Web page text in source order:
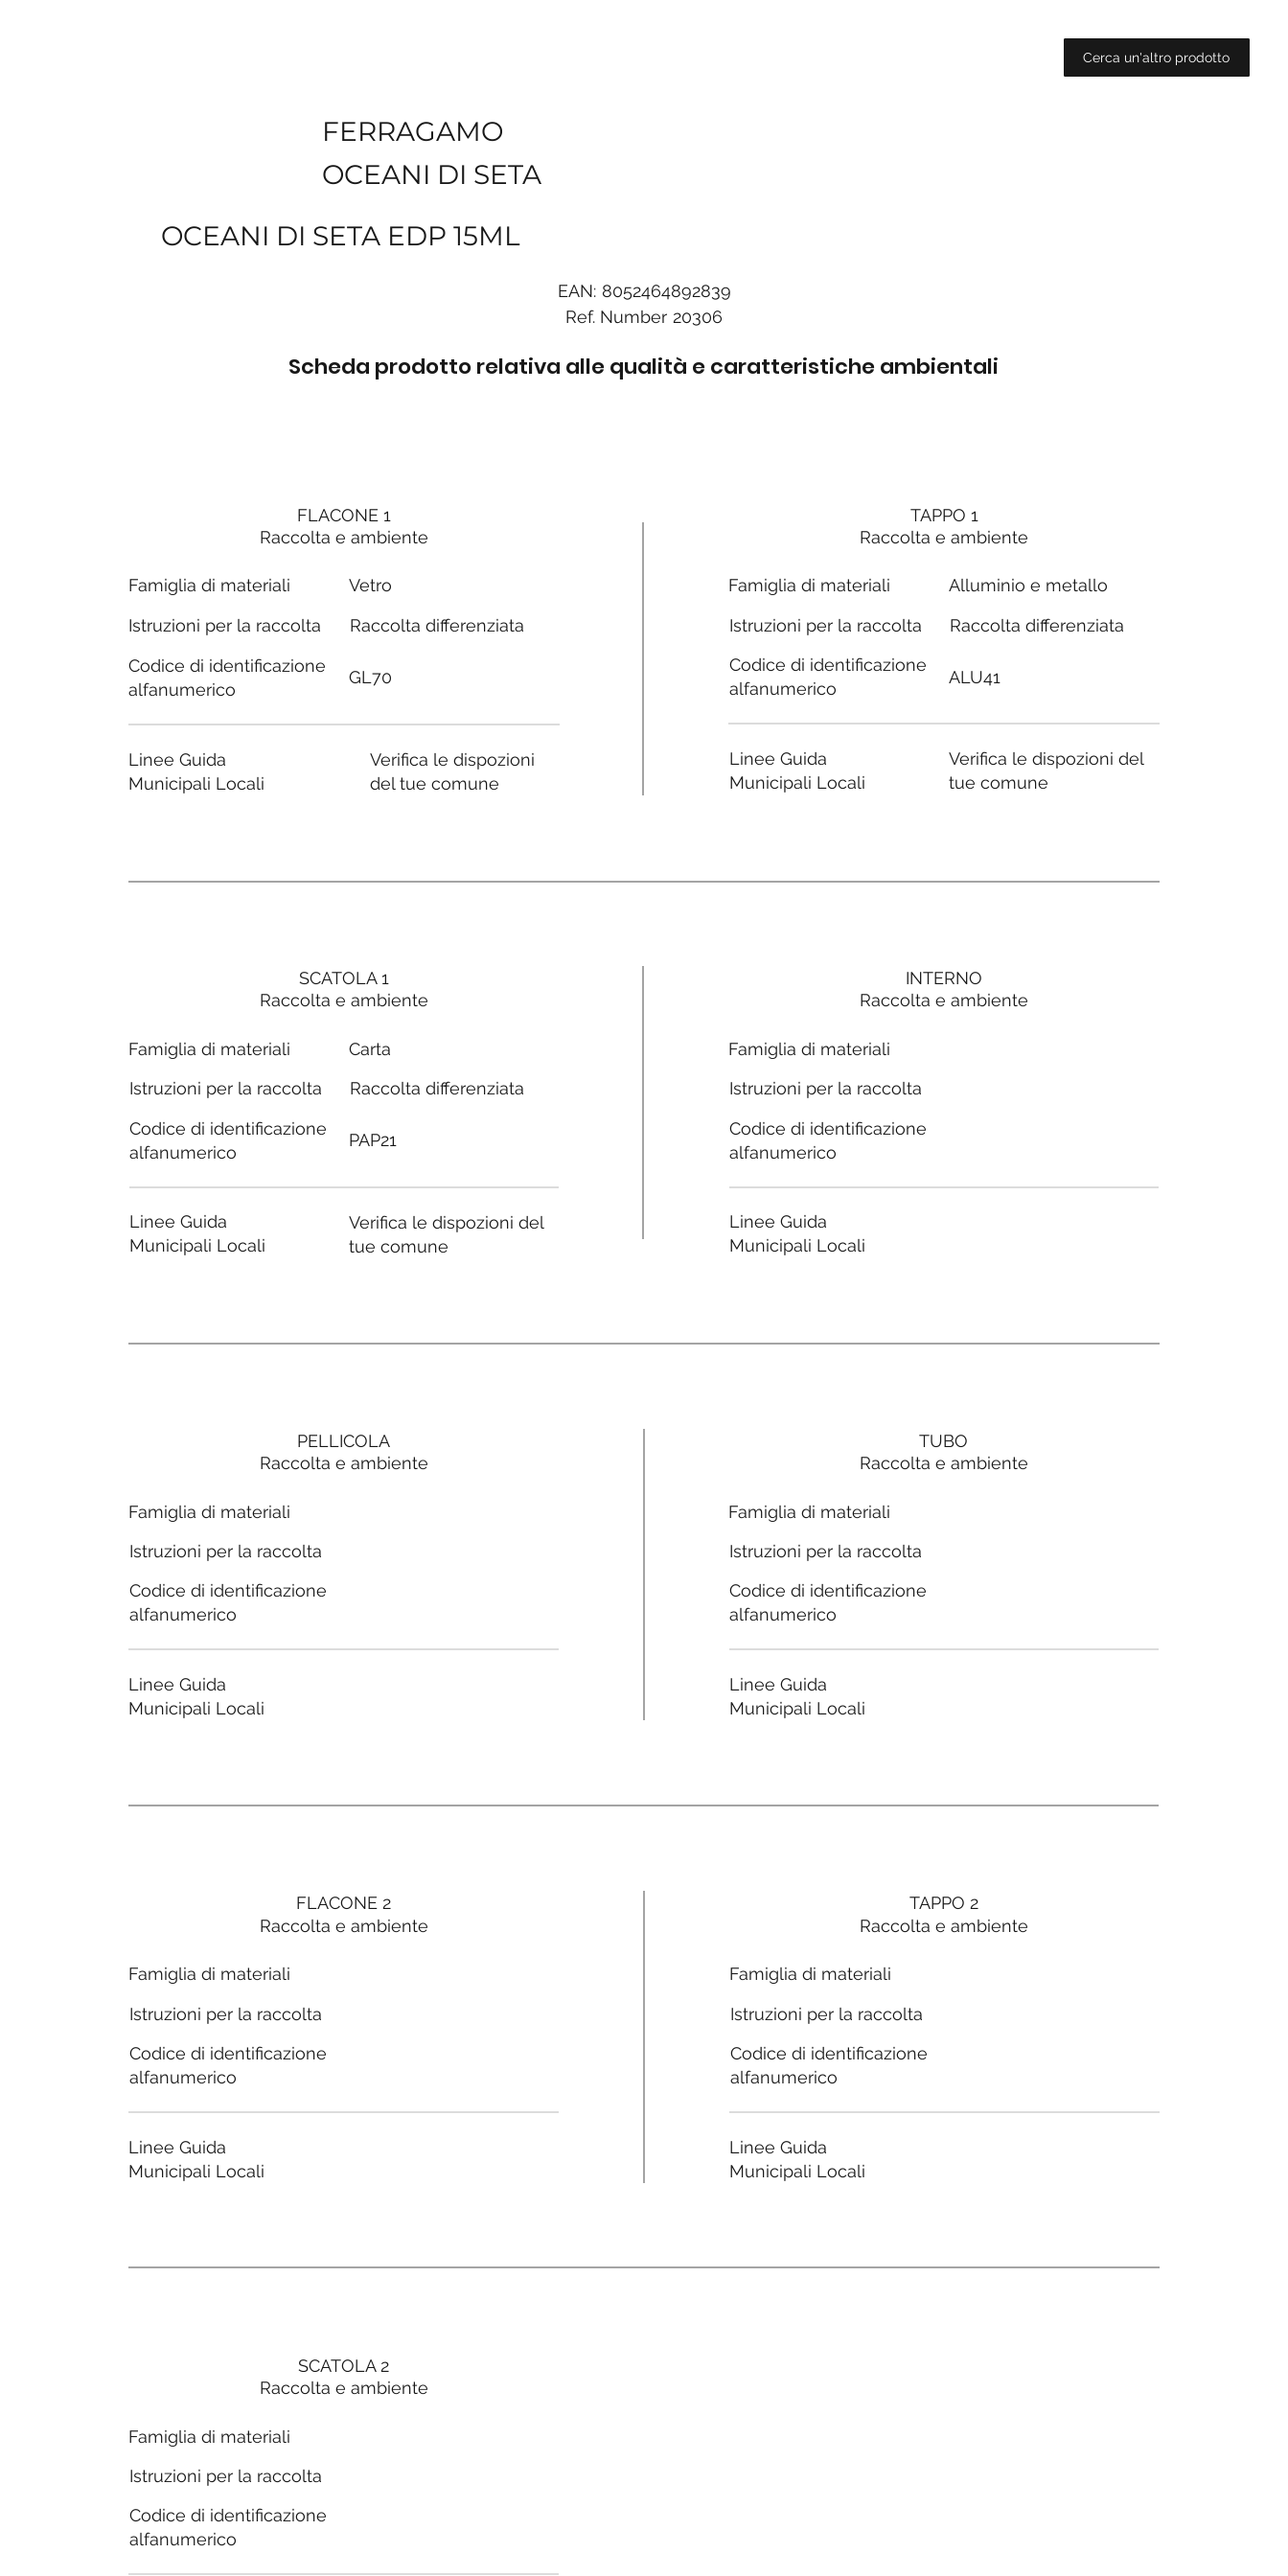
Cerca un'altro prodotto
FERRAGAMO
OCEANI DI SETA
OCEANI DI SETA EDP 15ML
EAN: 8052464892839
Ref. Number 20306
Scheda prodotto relativa alle qualità e caratteristiche ambientali
FLACONE 1
Raccolta e ambiente
Famiglia di materiali
Istruzioni per la raccolta
Codice di identificazione
alfanumerico
Linee Guida
Municipali Locali
Vetro
Raccolta differenziata
GL70
Verifica le dispozioni
del tue comune
SCATOLA 1
Raccolta e ambiente
Famiglia di materiali
Istruzioni per la raccolta
Codice di identificazione
alfanumerico
Linee Guida
Municipali Locali
Carta
Raccolta differenziata
PAP21
Verifica le dispozioni del
tue comune
PELLICOLA
Raccolta e ambiente
Famiglia di materiali
Istruzioni per la raccolta
Codice di identificazione
alfanumerico
Linee Guida
Municipali Locali
FLACONE 2
Raccolta e ambiente
Famiglia di materiali
Istruzioni per la raccolta
Codice di identificazione
alfanumerico
Linee Guida
Municipali Locali
SCATOLA 2
Raccolta e ambiente
Famiglia di materiali
Istruzioni per la raccolta
Codice di identificazione
alfanumerico
TAPPO 1
Raccolta e ambiente
Famiglia di materiali
Istruzioni per la raccolta
Codice di identificazione
alfanumerico
Linee Guida
Municipali Locali
Alluminio e metallo
Raccolta differenziata
ALU41
Verifica le dispozioni del
tue comune
INTERNO
Raccolta e ambiente
Famiglia di materiali
Istruzioni per la raccolta
Codice di identificazione
alfanumerico
Linee Guida
Municipali Locali
TUBO
Raccolta e ambiente
Famiglia di materiali
Istruzioni per la raccolta
Codice di identificazione
alfanumerico
Linee Guida
Municipali Locali
TAPPO 2
Raccolta e ambiente
Famiglia di materiali
Istruzioni per la raccolta
Codice di identificazione
alfanumerico
Linee Guida
Municipali Locali